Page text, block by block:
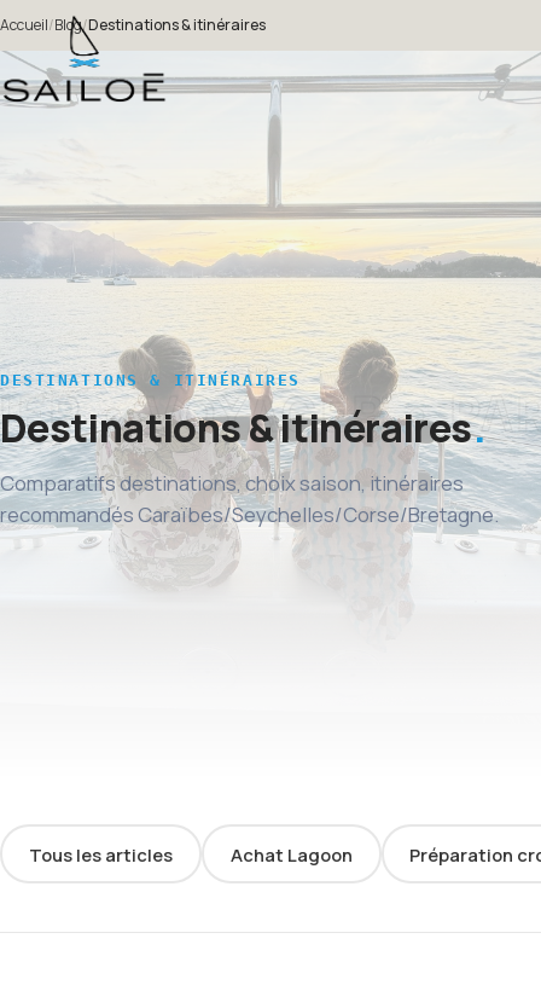
Accueil/Blog/Destinations & itinéraires
DESTINATIONS & ITINÉRAIRES
Destinations & itinéraires
Comparatifs destinations, choix saison, itinéraires
recommandés Caraïbes/Seychelles/Corse/Bretagne.
Tous les articles Achat Lagoon Préparation